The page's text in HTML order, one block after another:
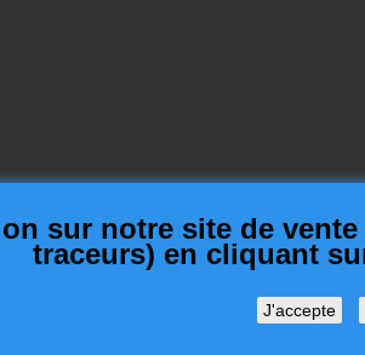
sur notre site de
traceurs) en cliquant
J'accepte